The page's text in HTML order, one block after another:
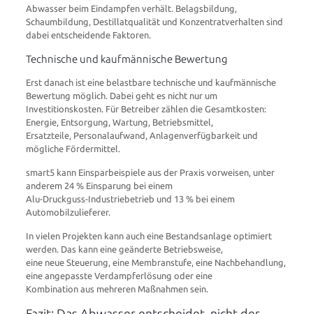
Abwasser beim Eindampfen verhält. Belagsbildung,
Schaumbildung, Destillatqualität und Konzentratverhalten sind
dabei entscheidende Faktoren.
Technische und kaufmännische Bewertung
Erst danach ist eine belastbare technische und kaufmännische
Bewertung möglich. Dabei geht es nicht nur um
Investitionskosten. Für Betreiber zählen die Gesamtkosten:
Energie, Entsorgung, Wartung, Betriebsmittel,
Ersatzteile, Personalaufwand, Anlagenverfügbarkeit und
mögliche Fördermittel.
smart5 kann Einsparbeispiele aus der Praxis vorweisen, unter
anderem 24 % Einsparung bei einem
Alu-Druckguss-Industriebetrieb und 13 % bei einem
Automobilzulieferer.
In vielen Projekten kann auch eine Bestandsanlage optimiert
werden. Das kann eine geänderte Betriebsweise,
eine neue Steuerung, eine Membranstufe, eine Nachbehandlung,
eine angepasste Verdampferlösung oder eine
Kombination aus mehreren Maßnahmen sein.